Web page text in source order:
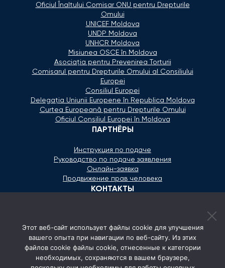
Oficiul Înaltului Comisar ONU pentru Drepturile
Omului
UNICEF Moldova
UNDP Moldova
UNHCR Moldova
Misiunea OSCE în Moldova
Asociaţia pentru Prevenirea Torturii
Comisarul pentru Drepturile Omului al Consiliului
Europei
Consiliul Europei
Delegaţia Uniunii Europene în Republica Moldova
Curtea Europeană pentru Drepturile Omului
Oficiul Consiliul Europei în Moldova
ПАРТНЁРЫ
Инструкция по подаче
Руководство по подаче заявления
Онлайн-заявка
Продвижение прав человека
КОНТАКТЫ
secretariat@ombudsman.md
Улица Каля Ешилор 11/3, Кишинёв
Понедельник - Пятница: 08:00 - 17:00
Этот веб-сайт использует файлы cookie для улучшения
вашего опыта при навигации по веб-сайту. Из этих
файлов cookie файлы cookie, отнесенные к категории
необходимых, сохраняются в вашем браузере,